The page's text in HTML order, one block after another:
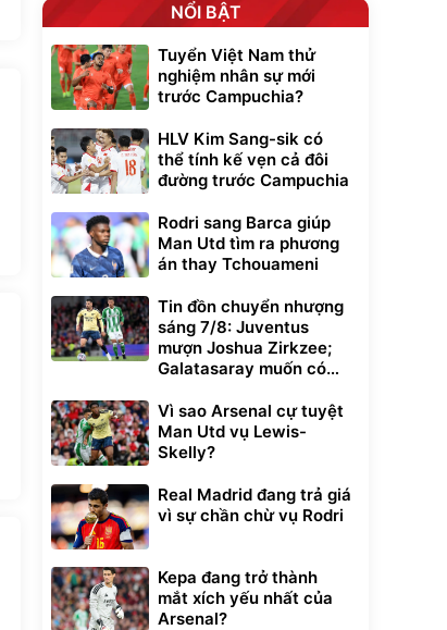
NỔI BẬT
Tuyển Việt Nam thử
nghiệm nhân sự mới
trước Campuchia?
HLV Kim Sang-sik có
thể tính kế vẹn cả đôi
đường trước Campuchia
Rodri sang Barca giúp
Man Utd tìm ra phương
án thay Tchouameni
Tin đồn chuyển nhượng
sáng 7/8: Juventus
mượn Joshua Zirkzee;
Galatasaray muốn có
Vì sao Arsenal cự tuyệt
Man Utd vụ Lewis-
Skelly?
Real Madrid đang trả giá
vì sự chần chừ vụ Rodri
Kepa đang trở thành
mắt xích yếu nhất của
Arsenal?